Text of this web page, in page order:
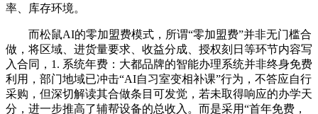
率、库存环境。
而松鼠AI的零加盟费模式，所谓“零加盟费”并非无门槛合
做，将区域、进货量要求、收益分成、授权刻日等环节内容写
入合同，1. 系统年费：大都品牌的智能办理系统并非终身免费
利用，部门地域已冲击“AI自习室变相补课”行为，不答应自行
采购，但深切解读其合做条目可发觉，若未取得响应的办学天
分，进一步推高了辅帮设备的总收入。而是采用“首年免费，